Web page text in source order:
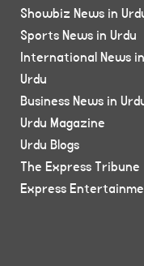
Showbiz News in
Sports News in Urdu
International News in
Urdu
Business News in
Urdu Magazine
Urdu Blogs
The Express Tribune
Express